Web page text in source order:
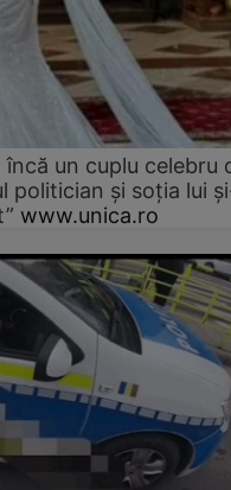
un cuplu celebru
politician și soția lui
www.unica.ro